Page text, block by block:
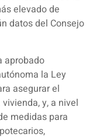
elevado de
datos del Consejo
aprobado
la Ley
asegurar el
y, a nivel
medidas para